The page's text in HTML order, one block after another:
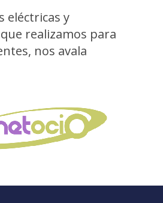
eléctricas y
realizamos para
nos avala